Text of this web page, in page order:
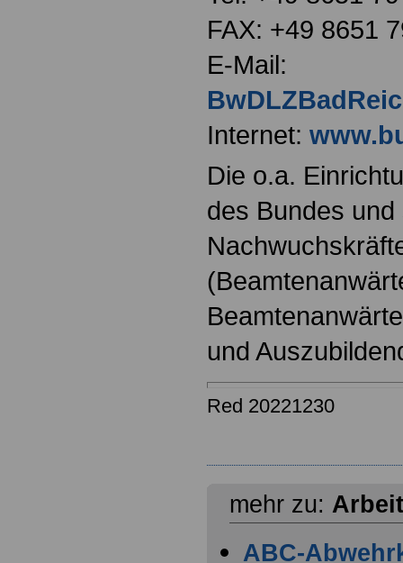
FAX: +49 8651
E-Mail:
Internet:
Die o.a.
des Bundes und
und
Red 20221230
mehr zu:
ABC-